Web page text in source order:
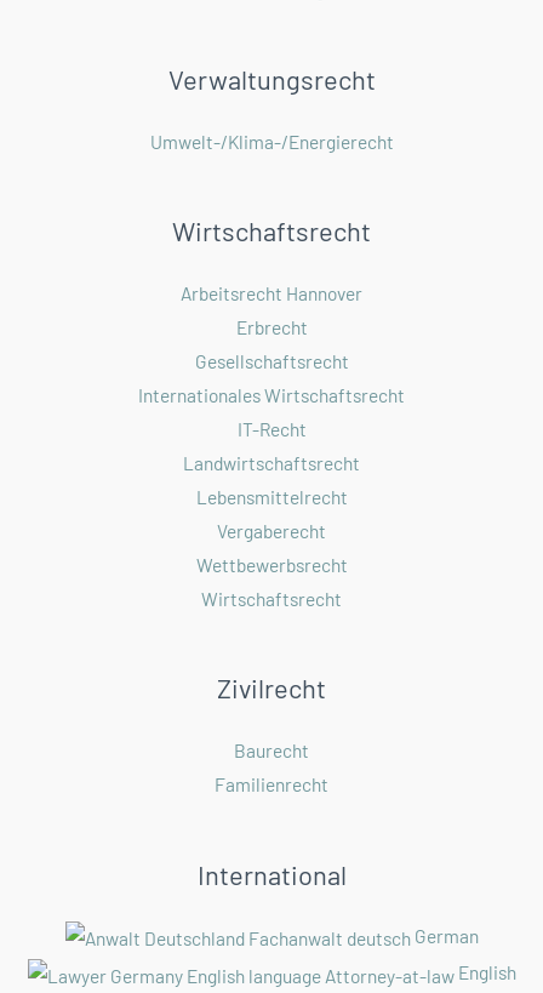
Verwaltungsrecht
Umwelt-/Klima-/Energierecht
Wirtschaftsrecht
Arbeitsrecht Hannover
Erbrecht
Gesellschaftsrecht
Internationales Wirtschaftsrecht
IT-Recht
Landwirtschaftsrecht
Lebensmittelrecht
Vergaberecht
Wettbewerbsrecht
Wirtschaftsrecht
Zivilrecht
Baurecht
Familienrecht
International
German
English